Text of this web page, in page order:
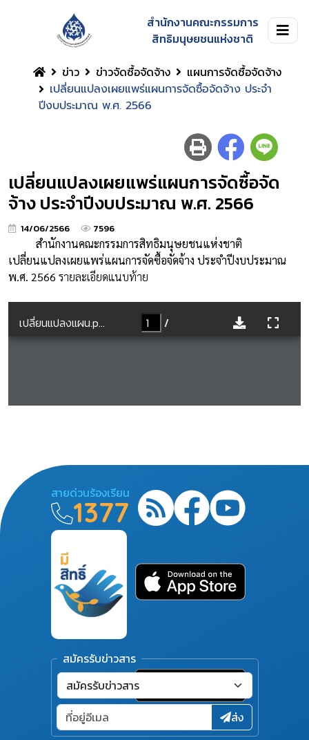
สำนักงานคณะกรรมการ
สิทธิมนุษยชนแห่งชาติ
ข่าว
ข่าวจัดซื้อจัดจ้าง
แผนการจัดซื้อจัดจ้าง
เปลี่ยนแปลงเผยแพร่แผนการจัดซื้อจัดจ้าง ประจำ
ปีงบประมาณ พ.ศ. 2566
เปลี่ยนแปลงเผยแพร่แผนการจัดซื้อจัด
จ้าง ประจำปีงบประมาณ พ.ศ. 2566
14/06/2566 7596
สำนักงานคณะกรรมการสิทธิมนุษยชนแห่งชาติ
เปลี่ยนแปลงเผยแพร่แผนการจัดซื้อจัดจ้าง ประจำปีงบประมาณ
พ.ศ. 2566 รายละเอียดแนบท้าย
สายด่วนร้องเรียน
1377
สมัครรับข่าวสาร
ส่ง